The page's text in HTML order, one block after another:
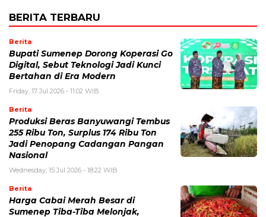
BERITA TERBARU
Berita
Bupati Sumenep Dorong Koperasi Go
Digital, Sebut Teknologi Jadi Kunci
Bertahan di Era Modern
Friday, 17 Jul 2026 - 11:02 WIB
Berita
Produksi Beras Banyuwangi Tembus
255 Ribu Ton, Surplus 174 Ribu Ton
Jadi Penopang Cadangan Pangan
Nasional
Wednesday, 15 Jul 2026 - 18:22 WIB
Berita
Harga Cabai Merah Besar di
Sumenep Tiba-Tiba Melonjak,